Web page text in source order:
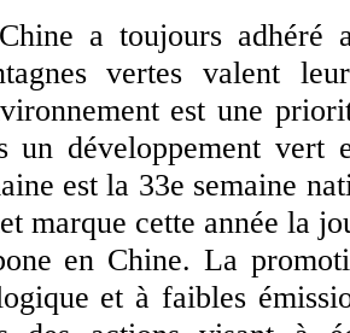
a toujours adhéré
vertes valent
est une
un développement vert
est la 33e semaine
marque cette année la
en Chine. La
et à faibles